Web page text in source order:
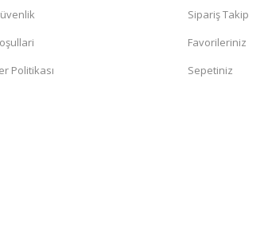
Politikası
Sipariş Takip
Favorileriniz
Sepetiniz